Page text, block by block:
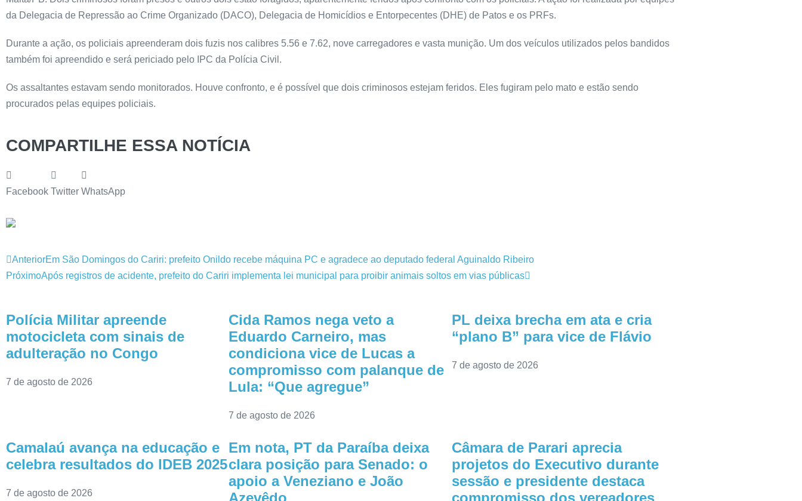
da Delegacia de Repressão ao Crime Organizado (DACO), Delegacia de Homicídios e Entorpecentes (DHE) de Patos e os PRFs.
Durante a ação, os policiais apreenderam dois fuzis nos calibres 5.56 e 7.62, nove carregadores e vasta munição. Um dos veículos utilizados pelos bandidos
também foi apreendido e será periciado pelo IPC da Polícia Civil.
Os assaltantes estavam sendo monitorados. Houve confronto, e é possível que dois criminosos estejam feridos. Eles fugiram pelo mato e estão sendo
procurados pelas equipes policiais.
COMPARTILHE ESSA NOTÍCIA
Facebook Twitter WhatsApp
AnteriorEm São Domingos do Cariri: prefeito Onildo recebe máquina PC e agradece ao deputado federal Aguinaldo Ribeiro
PróximoApós registros de acidente, prefeito do Cariri implementa lei municipal para proibir animais soltos em vias públicas
Polícia Militar apreende
motocicleta com sinais de
adulteração no Congo
7 de agosto de 2026
Cida Ramos nega veto a
Eduardo Carneiro, mas
condiciona vice de Lucas a
compromisso com palanque de
Lula: “Que agregue”
7 de agosto de 2026
PL deixa brecha em ata e cria
“plano B” para vice de Flávio
7 de agosto de 2026
Camalaú avança na educação e
celebra resultados do IDEB 2025
7 de agosto de 2026
Em nota, PT da Paraíba deixa
clara posição para Senado: o
apoio a Veneziano e João
Azevêdo
Câmara de Parari aprecia
projetos do Executivo durante
sessão e presidente destaca
compromisso dos vereadores